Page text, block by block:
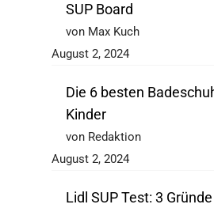
SUP Board
von Max Kuch
August 2, 2024
Die 6 besten
Kinder
von Redaktion
August 2, 2024
Lidl SUP Test: 3